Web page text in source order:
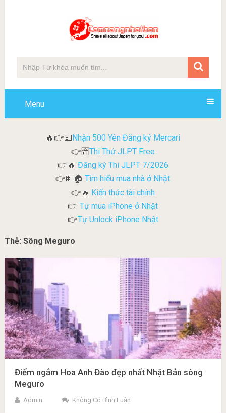
Menu
🔥👉💵Nhận 500 Yên Đăng ký Mercari
👉🈴Thi Thử JLPT Free
👉🔥 Đăng ký Thi JLPT 7/2026
👉💵🏠Tìm hiểu mua nhà ở Nhật
👉🔥 Kiến thức tài chính
👉 Tự mua iPhone ở Nhật
👉Tự Unlock iPhone Nhật
Thẻ: Sông Meguro
Điểm ngắm Hoa Anh Đào đẹp nhất Nhật Bản sông
Meguro
Admin Không Có Bình Luận